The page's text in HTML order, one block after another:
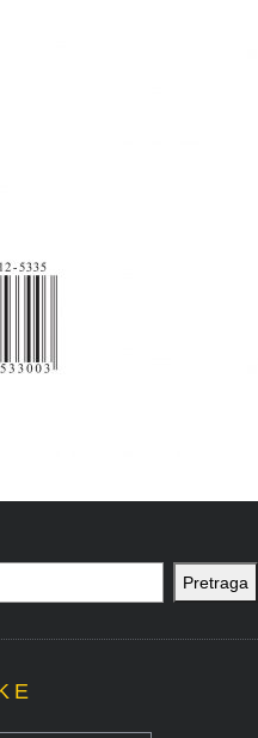
Pretraga